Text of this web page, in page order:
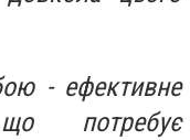
- ефективне
потребує